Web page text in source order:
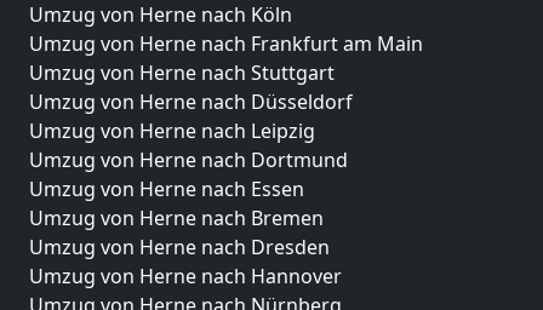
Umzug von Herne nach Köln
Umzug von Herne nach Frankfurt am Main
Umzug von Herne nach Stuttgart
Umzug von Herne nach Düsseldorf
Umzug von Herne nach Leipzig
Umzug von Herne nach Dortmund
Umzug von Herne nach Essen
Umzug von Herne nach Bremen
Umzug von Herne nach Dresden
Umzug von Herne nach Hannover